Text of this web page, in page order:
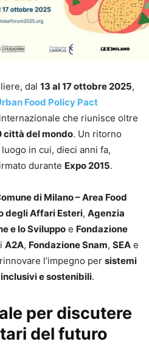
dal 13 al 17 ottobre 2025,
Food Policy Pact
che riunisce oltre
città del mondo. Un ritorno
in cui, dieci anni fa,
durante Expo 2015.
di Milano – Area Food
degli Affari Esteri, Agenzia
e lo Sviluppo e Fondazione
A2A, Fondazione Snam, SEA e
l’impegno per sistemi
e sostenibili.
per discutere
del futuro